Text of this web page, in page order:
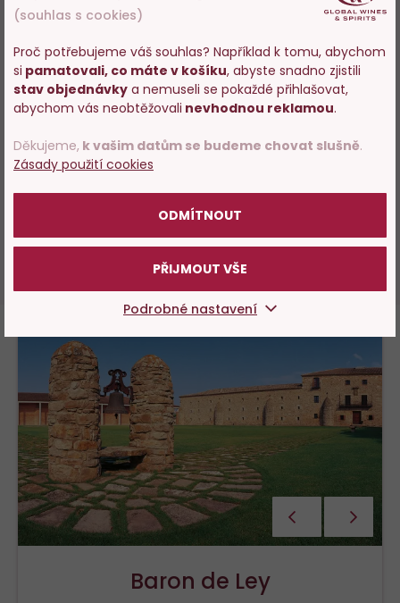
Petr Volný
Vynikající, plná chuť.
Miroslava Bednářová , hodnocení:60%
Dobré francouzské víno
Baron de Ley
PŘEDCHOZÍ
(souhlas s cookies)
Proč potřebujeme váš souhlas? Například k tomu, abychom
si pamatovali, co máte v košíku, abyste snadno zjistili
stav objednávky a nemuseli se pokaždé přihlašovat,
abychom vás neobtěžovali nevhodnou reklamou.
Děkujeme, k vašim datům se budeme chovat slušně.
Zásady použití cookies
ODMÍTNOUT
PŘIJMOUT VŠE
Podrobné nastavení
Vstupujete na stránky
s prodejem alkoholu. Prosím